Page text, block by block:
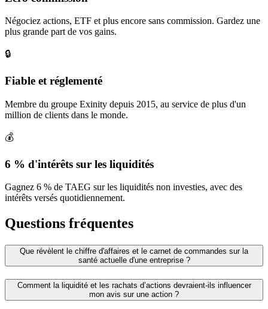
Négociez actions, ETF et plus encore sans commission. Gardez une
plus grande part de vos gains.
🔒
Fiable et réglementé
Membre du groupe Exinity depuis 2015, au service de plus d'un
million de clients dans le monde.
💰
6 % d'intérêts sur les liquidités
Gagnez 6 % de TAEG sur les liquidités non investies, avec des
intérêts versés quotidiennement.
Questions fréquentes
Que révèlent le chiffre d'affaires et le carnet de commandes sur la
santé actuelle d'une entreprise ?
Comment la liquidité et les rachats d’actions devraient-ils influencer
mon avis sur une action ?